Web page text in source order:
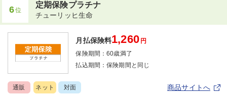
6位
定期保険プラチナ
チューリッヒ生命
月払保険料1,260 円
保険期間：60歳満了
払込期間：保険期間と同じ
通販 ネット 対面 商品サイトへ